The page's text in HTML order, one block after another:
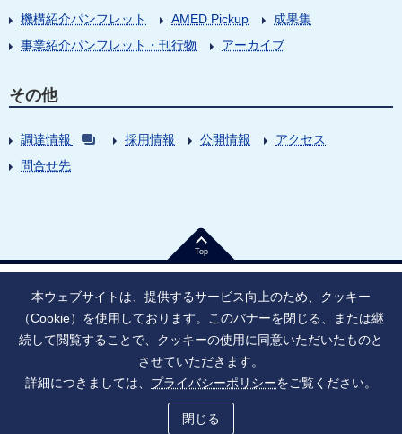
機構紹介パンフレット AMED Pickup
成果集
事業紹介パンフレット・刊行物
アーカイブ
その他
調達情報 採用情報 公開情報
アクセス
問合せ先
Top
法人番号：9010005023796 東京都千代田区大手町1丁目7番1号
寄附のお願い
ご利用上の注意
ソーシャル・ネットワーキング・サービス運用ポリシー
アクセシビリティ
本ウェブサイトは、提供するサービス向上のため、クッキー
（Cookie）を使用しております。このバナーを閉じる、または継
続して閲覧することで、クッキーの使用に同意いただいたものと
させていただきます。
詳細につきましては、 プライバシーポリシーをご覧ください。
閉じる